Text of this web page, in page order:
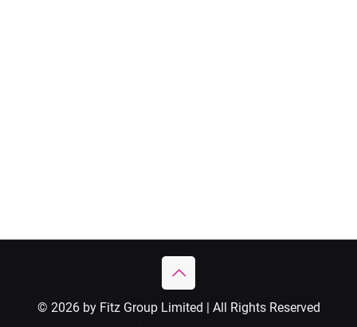
© 2026 by Fitz Group Limited | All Rights Reserved